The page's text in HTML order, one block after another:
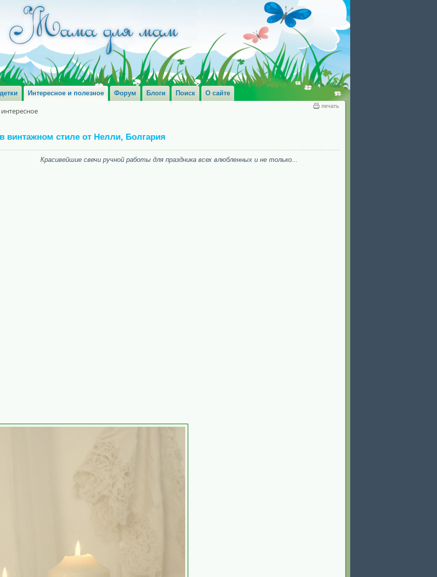
Интересное и полезное Форум Блоги Поиск О сайте
печать
винтажном стиле от Нелли, Болгария
Красивейшие свечи ручной работы для праздника всех влюбленных и не только...